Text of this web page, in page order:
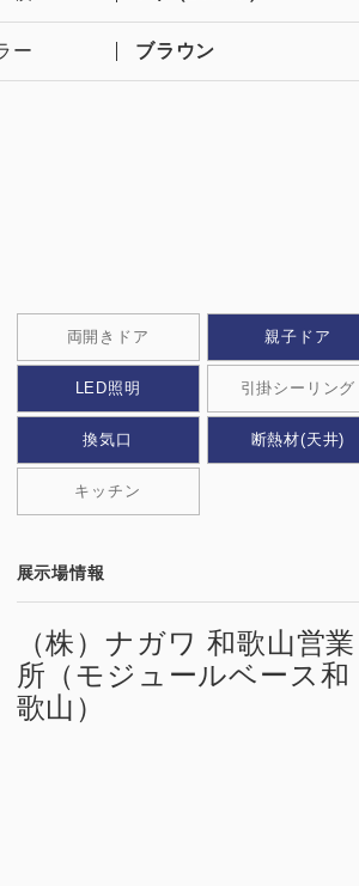
お問い合わせはこちら
す
・作業場
工場
ユ
モ
ー ブラウン
両開きドア 親⼦ドア
LED照明 引掛シーリング
換気⼝ 断熱材(天井)
キッチン
展示場情報
（株）ナガワ 和歌山営業
所（モジュールベース和
歌山）